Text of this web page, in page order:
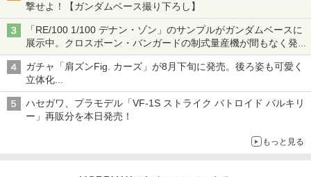
撃せよ！【ガンダムベース撮り下ろし】
「RE/100 1/100 デナン・ゾン」のサンプルがガンダムベースに
展示中。クロスボーン・バンガードの制式量産機が間もなく発送
【ガンダムベース撮り下ろし】
ガチャ「肩ズンFig. カーズ」が8月下旬に発売。後ろ姿も可愛く
立体化
ライトニング・マックィーンやメーターなど4種がラインナップ
ハセガワ、プラモデル「VF-1S ストライク バトロイド バルキリ
ー」再販分を本日発売！
もっと見る